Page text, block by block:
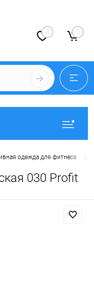
0 0
одежда для фитнеса
030 Profit